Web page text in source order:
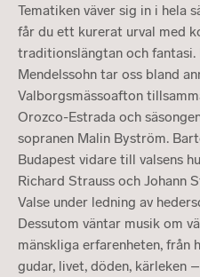
Tematiken väver sig in i hela
får du ett kurerat urval med
traditionslängtan och fantasi.
Mendelssohn tar oss bland
Valborgsmässoafton
Orozco-Estrada och
sopranen Malin Byström.
Budapest vidare till valsens
Richard Strauss och Johann
Valse under ledning av
Dessutom väntar musik om
mänskliga erfarenheten, från
gudar, livet, döden, kärleken